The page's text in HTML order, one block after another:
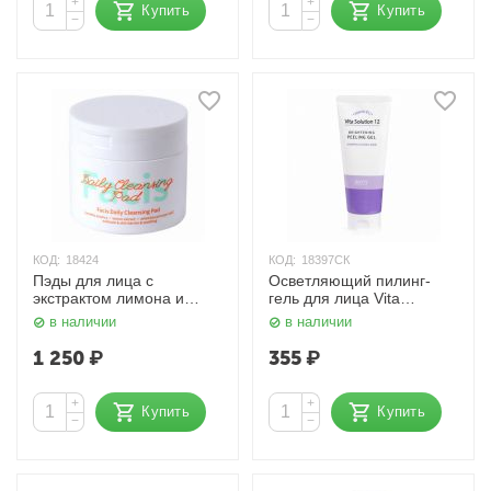
−
Купить
−
Купить
КОД: 18424
Пэды для лица с
экстрактом лимона и
центеллы, Facis Daily
Cleansing Pad 180 мл.
Jigott
в наличии
1 250₽
+
−
Купить
КОД: 18397СК
Осветляющий пилинг-
гель для лица Vita
Solution 12 Brightening
Peeling Gel 180 мл. Jigott
в наличии
355₽
+
−
Купить